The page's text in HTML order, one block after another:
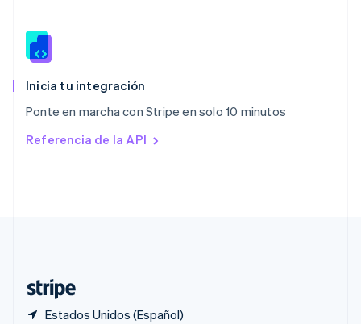
Inicia tu integración
Ponte en marcha con Stripe en solo 10 minutos
Referencia de la API
Estados Unidos (Español)
RAE de Hong Kong, China
Reino Unido
English
English
English